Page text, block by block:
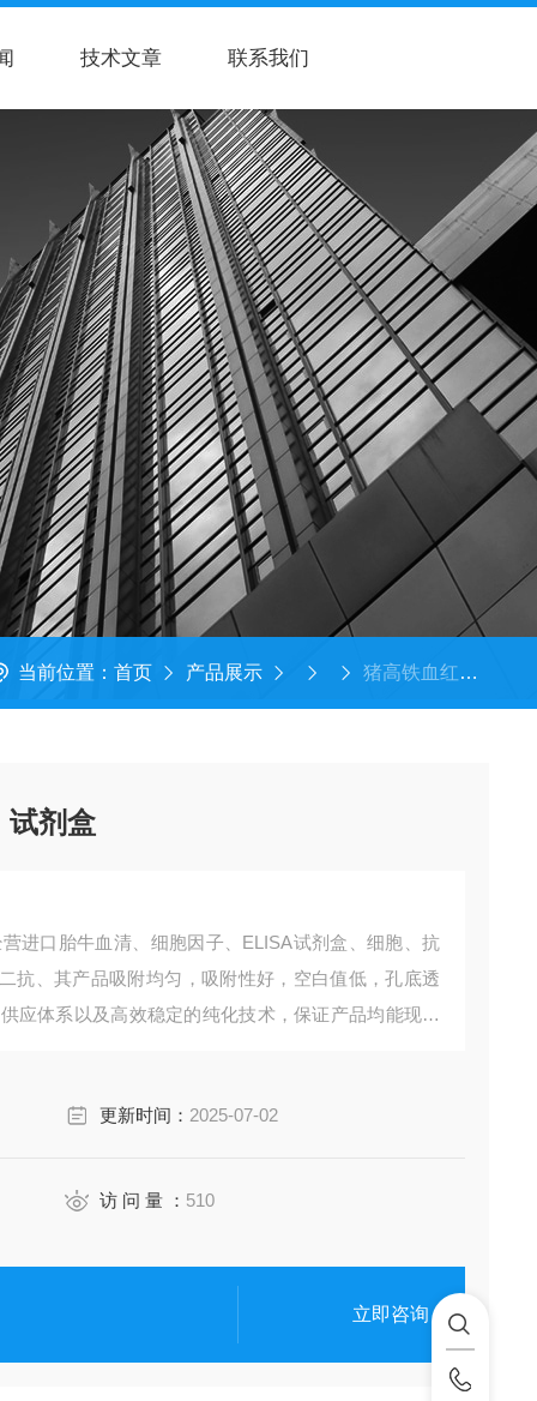
技术文章 联系我们
当前位置： 首页 产品展示 猪高铁血红蛋白（MHB）试剂盒
试剂盒
进口胎牛血清、细胞因子、ELISA试剂盒、细胞、抗
抗、其产品吸附均匀，吸附性好，空白值低，孔底透
应体系以及高效稳定的纯化技术，保证产品均能现货
更新时间： 2025-07-02
访 问 量 ： 510
立即咨询